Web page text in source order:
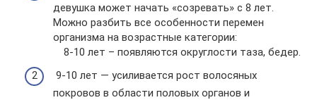
девушка может начать «созревать» с 8 лет.
Можно разбить все особенности перемен
организма на возрастные категории:
8-10 лет – появляются округлости таза, бедер.
9-10 лет — усиливается рост волосяных
покровов в области половых органов и